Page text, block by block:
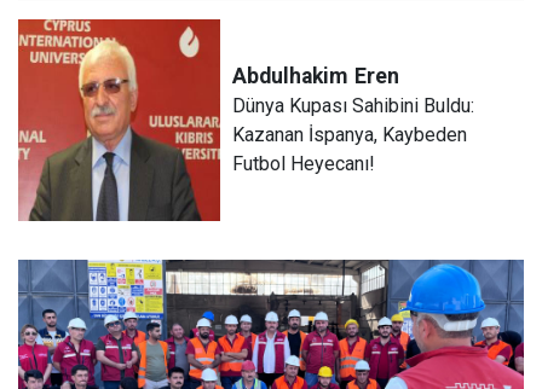
Abdulhakim Eren
Dünya Kupası Sahibini Buldu:
Kazanan İspanya, Kaybeden
Futbol Heyecanı!